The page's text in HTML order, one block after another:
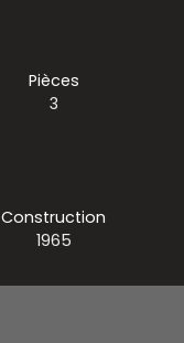
Pièces
3
Construction
1965